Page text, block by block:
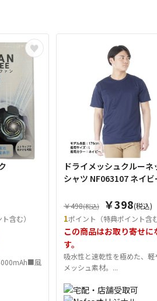
含む）
風
ドライメッシュクルーネ
シャツ NF063107 ネイビ
￥498(税込) ￥398(税込)
1ポイント（特典ポイント含む
この商品はお取り寄せに
す。
吸水性と速乾性を極めた、軽
メッシュ素材。...